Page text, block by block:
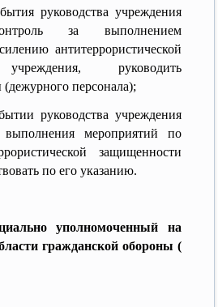
учреждения
за выполнением
антитеррористической
руководить
персонала);
учреждения
мероприятий по
защищенности
по его указанию.
уполномоченный на
гражданской обороны (